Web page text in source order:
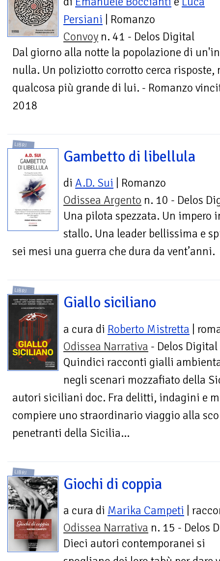
Persiani | Romanzo
Convoy n. 41 - Delos Digital
Dal giorno alla notte la popolazione di
nulla. Un poliziotto corrotto cerca risposte,
qualcosa più grande di lui. - Romanzo
2018
LIBRI
Gambetto di libellula
di A.D. Sui | Romanzo
Odissea Argento n. 10 - Delos
Una pilota spezzata. Un impero
stallo. Una leader bellissima e
sei mesi una guerra che dura da vent’anni.
LIBRI
Giallo siciliano
a cura di Roberto Mistretta |
Odissea Narrativa - Delos Digital
Quindici racconti gialli
negli scenari mozzafiato della
autori siciliani doc. Fra delitti, indagini e
compiere uno straordinario viaggio alla
penetranti della Sicilia...
LIBRI
Giochi di coppia
a cura di Marika Campeti |
Odissea Narrativa n. 15 - Delos
Dieci autori contemporanei si